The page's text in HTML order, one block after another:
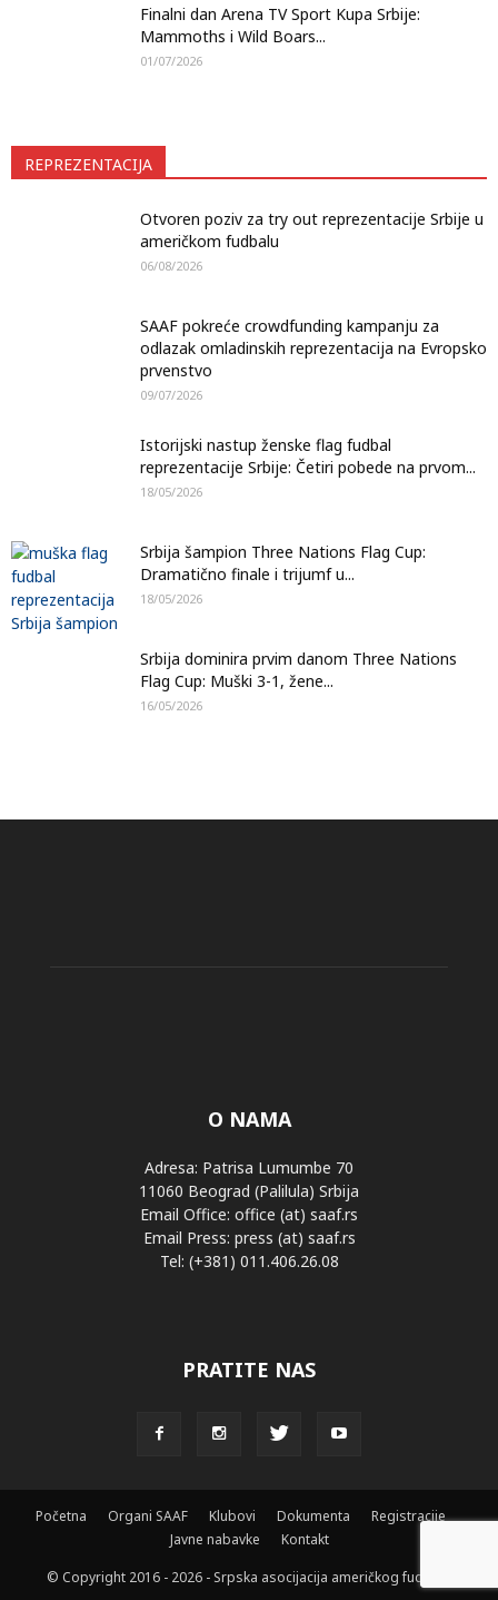
Finalni dan Arena TV Sport Kupa Srbije:
Mammoths i Wild Boars...
01/07/2026
REPREZENTACIJA
Otvoren poziv za try out reprezentacije Srbije u
američkom fudbalu
06/08/2026
SAAF pokreće crowdfunding kampanju za
odlazak omladinskih reprezentacija na Evropsko
prvenstvo
09/07/2026
Istorijski nastup ženske flag fudbal
reprezentacije Srbije: Četiri pobede na prvom...
18/05/2026
Srbija šampion Three Nations Flag Cup:
Dramatično finale i trijumf u...
18/05/2026
Srbija dominira prvim danom Three Nations
Flag Cup: Muški 3-1, žene...
16/05/2026
O NAMA
Adresa: Patrisa Lumumbe 70
11060 Beograd (Palilula) Srbija
Email Office: office (at) saaf.rs
Email Press: press (at) saaf.rs
Tel: (+381) 011.406.26.08
PRATITE NAS
Početna Organi SAAF Klubovi Dokumenta
Registracije
Javne nabavke
Kontakt
© Copyright 2016 - 2026 - Srpska asocijacija američkog fudbala